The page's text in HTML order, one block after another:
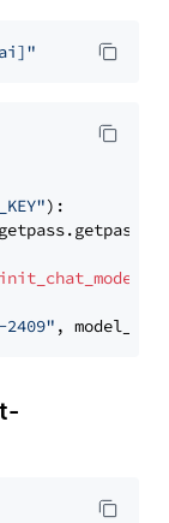
):
init_chat_model
,